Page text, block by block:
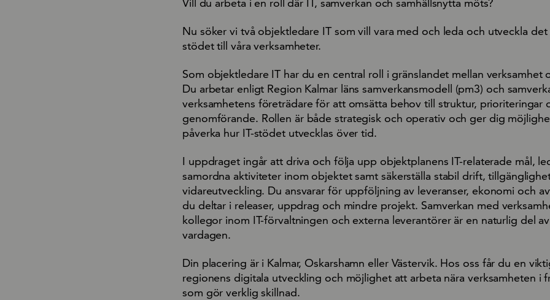
Nu söker vi två objektledare IT som vill vara med och leda och utveckla
stödet till våra verksamheter.
Som objektledare IT har du en central roll i gränslandet mellan verksamhet
Du arbetar enligt Region Kalmar läns samverkansmodell (pm3) och
verksamhetens företrädare för att omsätta behov till struktur, prioriteringar
genomförande. Rollen är både strategisk och operativ och ger dig
påverka hur IT-stödet utvecklas över tid.
I uppdraget ingår att driva och följa upp objektplanens IT-relaterade mål,
samordna aktiviteter inom objektet samt säkerställa stabil drift,
vidareutveckling. Du ansvarar för uppföljning av leveranser, ekonomi och
du deltar i releaser, uppdrag och mindre projekt. Samverkan med
kollegor inom IT-förvaltningen och externa leverantörer är en naturlig del av
vardagen.
Din placering är i Kalmar, Oskarshamn eller Västervik. Hos oss får du en
regionens digitala utveckling och möjlighet att arbeta nära verksamheten i
som gör verklig skillnad.